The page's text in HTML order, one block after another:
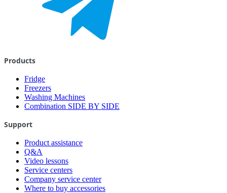
Products
Fridge
Freezers
Washing Machines
Combination SIDE BY SIDE
Support
Product assistance
Q&A
Video lessons
Service centers
Company service center
Where to buy accessories